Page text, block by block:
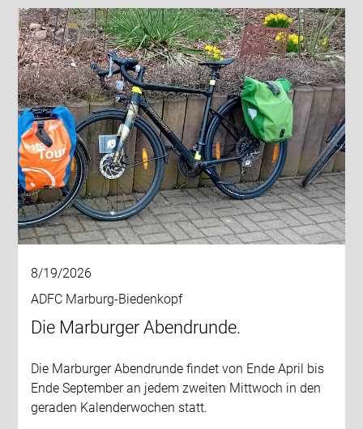
8/19/2026
ADFC Marburg-Biedenkopf
Die Marburger Abendrunde.
Die Marburger Abendrunde findet von Ende April bis
Ende September an jedem zweiten Mittwoch in den
geraden Kalenderwochen statt.